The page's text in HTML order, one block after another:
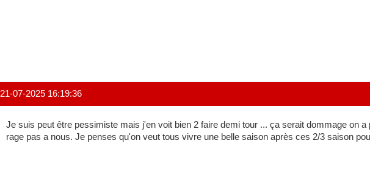
21-07-2025 16:19:36
Je suis peut être pessimiste mais j'en voit bien 2 faire demi tour ... ça serait dommage on
rage pas a nous. Je penses qu'on veut tous vivre une belle saison après ces 2/3 saison